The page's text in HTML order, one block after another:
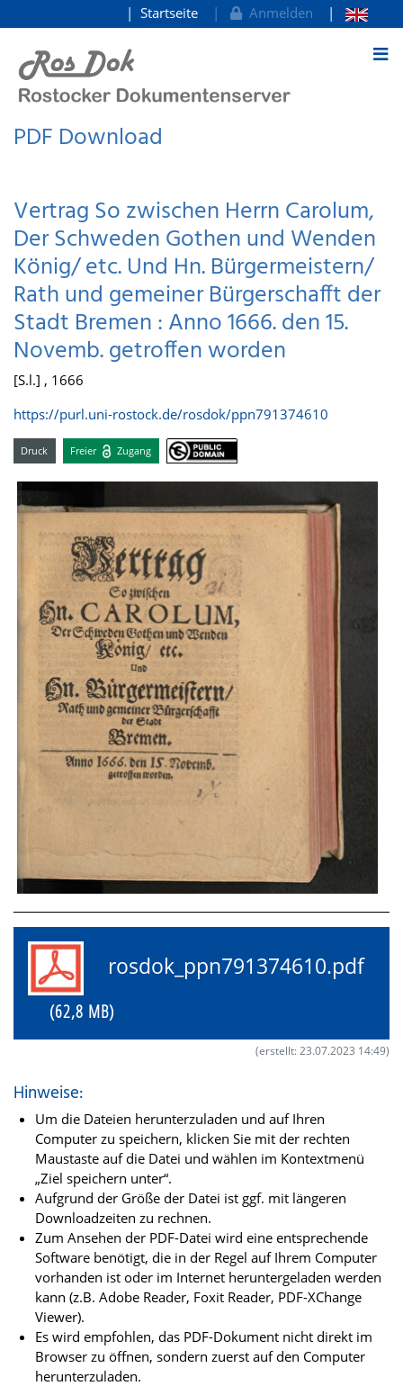
zum Inhalt
Startseite Anmelden
PDF Download
Vertrag So zwischen Herrn Carolum,
Der Schweden Gothen und Wenden
König/ etc. Und Hn. Bürgermeistern/
Rath und gemeiner Bürgerschafft der
Stadt Bremen : Anno 1666. den 15.
Novemb. getroffen worden
[S.l.] , 1666
https://purl.uni-rostock.de/rosdok/ppn791374610
Druck Freier Zugang
rosdok_ppn791374610.pdf
(62,8 MB)
(erstellt: 23.07.2023 14:49)
Hinweise:
Um die Dateien herunterzuladen und auf Ihren
Computer zu speichern, klicken Sie mit der rechten
Maustaste auf die Datei und wählen im Kontextmenü
„Ziel speichern unter“.
Aufgrund der Größe der Datei ist ggf. mit längeren
Downloadzeiten zu rechnen.
Zum Ansehen der PDF-Datei wird eine entsprechende
Software benötigt, die in der Regel auf Ihrem Computer
vorhanden ist oder im Internet heruntergeladen werden
kann (z.B. Adobe Reader, Foxit Reader, PDF-XChange
Viewer).
Es wird empfohlen, das PDF-Dokument nicht direkt im
Browser zu öffnen, sondern zuerst auf den Computer
herunterzuladen.